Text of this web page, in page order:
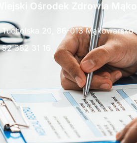
Wiejski Ośrodek Zdrowia
Tucholska 20, 86-013 Mąkowarsko
52 382 31 16